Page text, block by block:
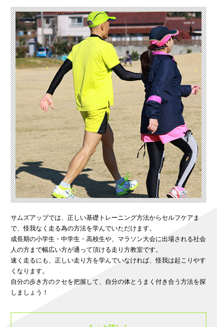
サムズアップでは、正しい基礎トレーニング方法からセルフケアま
で、怪我なく走る為の方法を学んでいただけます。
成長期の小学生・中学生・高校生や、マラソン大会に出場される社会
人の方まで幅広い方が通って頂ける走り方教室です。
速く走るにも、正しい走り方を学んでいなければ、怪我は起こりやす
くなります。
自分の歩き方のクセを把握して、自分の体とうまく付き合う方法を探
しましょう！